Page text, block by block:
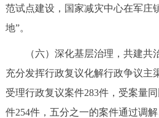
范试点建设，国家减灾中心在军庄
地”。
（六）深化基层治理，共建共治
充分发挥行政复议化解行政争议主
受理行政复议案件283件，受案量
件254件，五分之一的案件通过调